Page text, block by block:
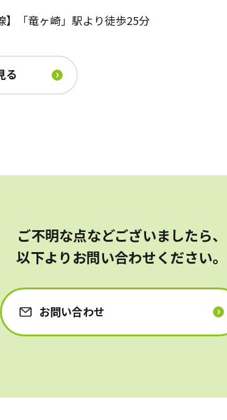
】「竜ヶ崎」駅より徒歩25分
る
ご不明な点などございましたら、
以下よりお問い合わせください。
お問い合わせ